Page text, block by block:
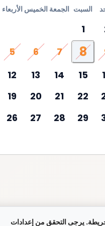
الأربعاء الخميس الجمعة السبت
1
5 6 7 8
12 13 14 15
19 20 21 22
26 27 28 29